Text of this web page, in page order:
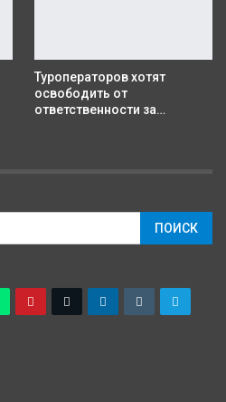
Туроператоров хотят
освободить от
ответственности за…